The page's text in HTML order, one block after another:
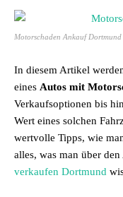
Motorschaden Ankauf Dortmund
In diesem Artikel
eines Autos mit
Verkaufsoptionen bis
Wert eines solchen
wertvolle Tipps, wie
alles, was man über
verkaufen Dortmund